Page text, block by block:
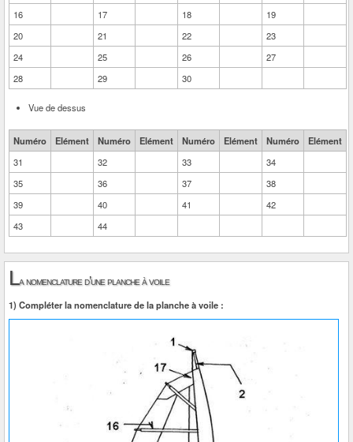
16
17 18
19
20
21 22
23
24
25 26
27
28
29 30
Vue de dessus
Numéro Elément Numéro Elément Numéro Elément Numéro
Elément
31
32 33
34
35
36 37
38
39
40 41
42
43
44
La nomenclature d’une planche à voile
1) Compléter la nomenclature de la planche à voile :